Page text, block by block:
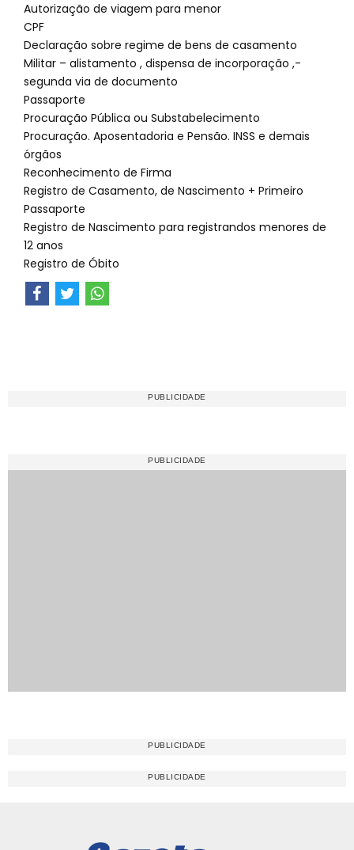
Autorização de viagem para menor
CPF
Declaração sobre regime de bens de casamento
Militar – alistamento , dispensa de incorporação ,-
segunda via de documento
Passaporte
Procuração Pública ou Substabelecimento
Procuração. Aposentadoria e Pensão. INSS e demais
órgãos
Reconhecimento de Firma
Registro de Casamento, de Nascimento + Primeiro
Passaporte
Registro de Nascimento para registrandos menores de
12 anos
Registro de Óbito